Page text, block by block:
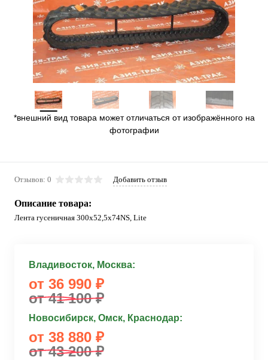
*внешний вид товара может отличаться от изображённого на
фотографии
Отзывов: 0 Добавить отзыв
Описание товара:
Лента гусеничная 300x52,5x74NS, Lite
Владивосток, Москва:
от 36 990 ₽
от 41 100 ₽
Новосибирск, Омск, Краснодар:
от 38 880 ₽
от 43 200 ₽